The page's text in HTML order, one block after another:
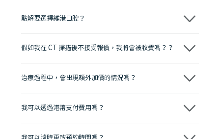
點解要選擇維港口腔？
維港口腔踐行「醫道濟世」的大學校訓，各分院匯聚來自香港、內地的
牌」、「2025香港企業領袖品牌」，是諾貝爾種植系統全球放心植牙中
至今已服務超過三十個國家和地區的顧客，受到粵港澳大灣區及周邊城
市市民極高的口碑評價及信任推薦 珠海、深圳設有八大分院，香港亦設
有咨詢及服務保障中心，有任何問題都可以隨時預約免費咨詢，讓人十
假如我在 CT 掃描後不接受報價，我將會被收費嗎？？
不會！只要未開始實際服務之前，你不會被收取任何費用。
治療過程中，會出現額外加價的情況嗎？
不會，治療前我們會詳細說明治療方案及對應的價錢，顧客同意並簽字
我可以透過港幣支付費用嗎？
可以。維港口腔會按照當日匯率轉算收取費用，而匯率會及時告知客人